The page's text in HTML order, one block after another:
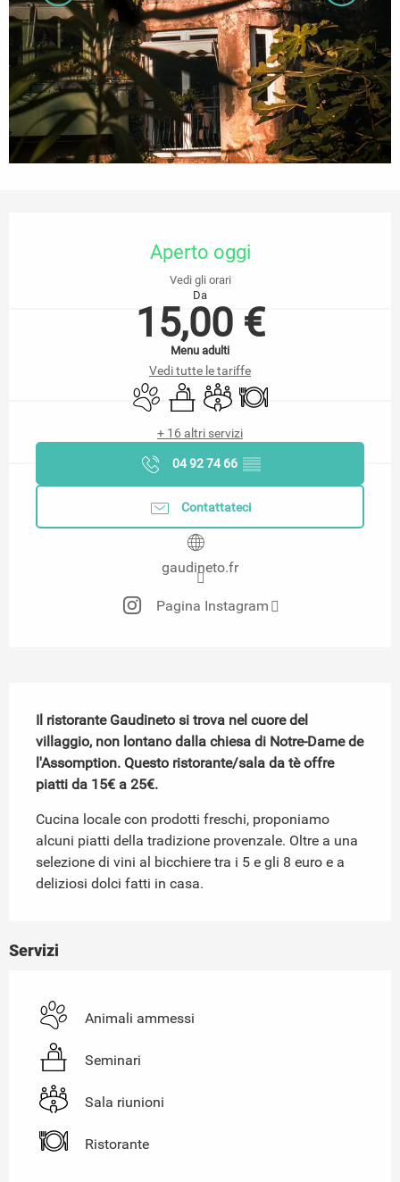
Aperto oggi
Vedi gli orari
Da
15,00 €
Menu adulti
Vedi tutte le tariffe
Animali ammessi
SeminariSala riunioni
Ristorante
+ 16 altri servizi
04 92 74 66 ▒▒
Contattateci
gaudineto.fr
Pagina Instagram
Il ristorante Gaudineto si trova nel cuore del
villaggio, non lontano dalla chiesa di Notre-Dame de
l'Assomption. Questo ristorante/sala da tè offre
piatti da 15€ a 25€.
Cucina locale con prodotti freschi, proponiamo
alcuni piatti della tradizione provenzale. Oltre a una
selezione di vini al bicchiere tra i 5 e gli 8 euro e a
deliziosi dolci fatti in casa.
Servizi
Animali ammessi
Seminari
Sala riunioni
Ristorante